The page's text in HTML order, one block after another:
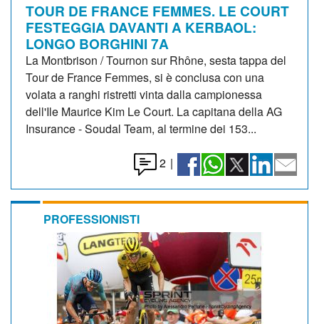
TOUR DE FRANCE FEMMES. LE COURT
FESTEGGIA DAVANTI A KERBAOL:
LONGO BORGHINI 7A
La Montbrison / Tournon sur Rhône, sesta tappa del
Tour de France Femmes, si è conclusa con una
volata a ranghi ristretti vinta dalla campionessa
dell'Ile Maurice Kim Le Court. La capitana della AG
Insurance - Soudal Team, al termine dei 153...
2 |
PROFESSIONISTI